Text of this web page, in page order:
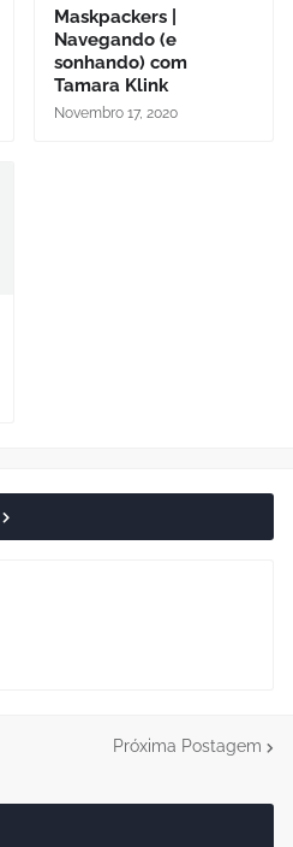
Maskpackers |
Navegando (e
sonhando) com
Tamara Klink
Novembro 17, 2020
Próxima Postagem